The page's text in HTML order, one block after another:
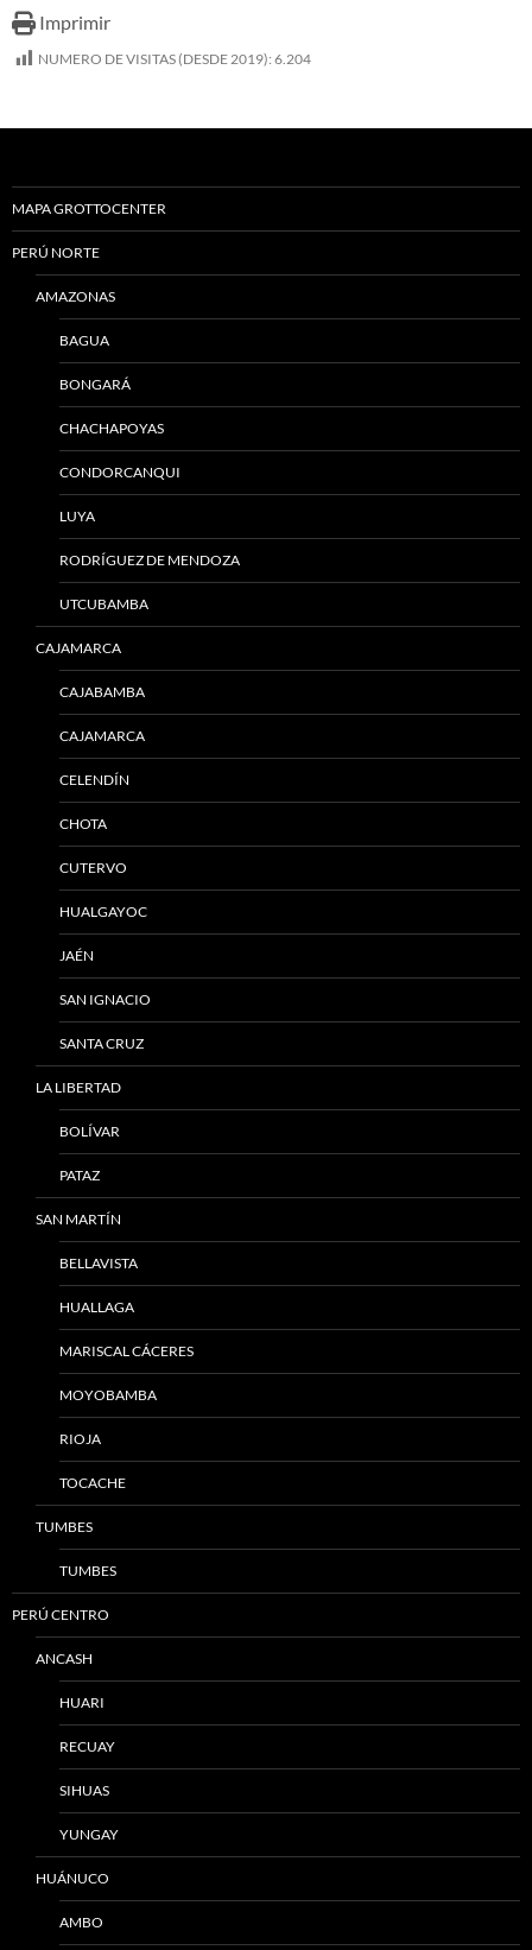
Imprimir
NUMERO DE VISITAS (DESDE 2019): 6.204
MAPA GROTTOCENTER
PERÚ NORTE
AMAZONAS
BAGUA
BONGARÁ
CHACHAPOYAS
CONDORCANQUI
LUYA
RODRÍGUEZ DE MENDOZA
UTCUBAMBA
CAJAMARCA
CAJABAMBA
CAJAMARCA
CELENDÍN
CHOTA
CUTERVO
HUALGAYOC
JAÉN
SAN IGNACIO
SANTA CRUZ
LA LIBERTAD
BOLÍVAR
PATAZ
SAN MARTÍN
BELLAVISTA
HUALLAGA
MARISCAL CÁCERES
MOYOBAMBA
RIOJA
TOCACHE
TUMBES
TUMBES
PERÚ CENTRO
ANCASH
HUARI
RECUAY
SIHUAS
YUNGAY
HUÁNUCO
AMBO